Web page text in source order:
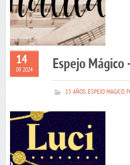
14
09 2024 Espejo Mágico
15 AÑOS,ESPEJO MAGICO,